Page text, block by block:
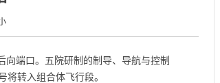
端口。五院研制的制导、导航与控制
将转入组合体飞行段。